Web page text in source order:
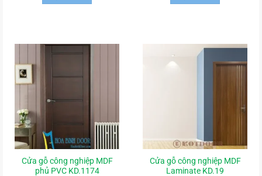
Cửa gỗ công nghiệp MDF
phủ PVC KD.1174
Cửa gỗ công nghiệp MDF
Laminate KD.19